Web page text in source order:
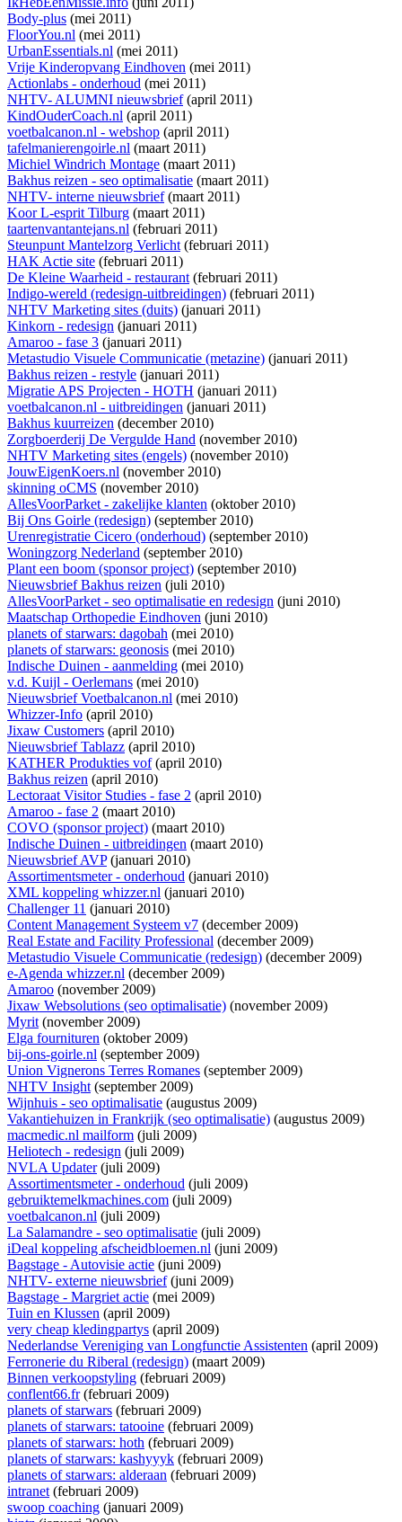
Body-plus (mei 2011)
FloorYou.nl (mei 2011)
UrbanEssentials.nl (mei 2011)
Vrije Kinderopvang Eindhoven (mei 2011)
Actionlabs - onderhoud (mei 2011)
NHTV- ALUMNI nieuwsbrief(april 2011)
KindOuderCoach.nl (april 2011)
voetbalcanon.nl - webshop (april 2011)
tafelmanierengoirle.nl (maart 2011)
Michiel Windrich Montage (maart 2011)
Bakhus reizen - seo optimalisatie (maart 2011)
NHTV- interne nieuwsbrief(maart 2011)
Koor L-esprit Tilburg (maart 2011)
taartenvantantejans.nl (februari 2011)
Steunpunt Mantelzorg Verlicht(februari 2011)
HAK Actie site (februari 2011)
De Kleine Waarheid - restaurant(februari 2011)
Indigo-wereld (redesign-uitbreidingen) (februari 2011)
NHTV Marketing sites (duits) (januari 2011)
Kinkorn - redesign (januari 2011)
Amaroo - fase 3 (januari 2011)
Metastudio Visuele Communicatie (metazine) (januari 2011)
Bakhus reizen - restyle (januari 2011)
Migratie APS Projecten - HOTH (januari 2011)
voetbalcanon.nl - uitbreidingen (januari 2011)
Bakhus kuurreizen (december 2010)
Zorgboerderij De Vergulde Hand (november 2010)
NHTV Marketing sites (engels) (november 2010)
JouwEigenKoers.nl (november 2010)
skinning oCMS (november 2010)
AllesVoorParket - zakelijke klanten (oktober 2010)
Bij Ons Goirle (redesign) (september 2010)
Urenregistratie Cicero (onderhoud) (september 2010)
Woningzorg Nederland (september 2010)
Plant een boom (sponsor project) (september 2010)
Nieuwsbrief Bakhus reizen (juli 2010)
AllesVoorParket - seo optimalisatie en redesign (juni 2010)
Maatschap Orthopedie Eindhoven (juni 2010)
planets of starwars: dagobah (mei 2010)
planets of starwars: geonosis (mei 2010)
Indische Duinen - aanmelding (mei 2010)
v.d. Kuijl - Oerlemans (mei 2010)
Nieuwsbrief Voetbalcanon.nl (mei 2010)
Whizzer-Info (april 2010)
Jixaw Customers (april 2010)
Nieuwsbrief Tablazz (april 2010)
KATHER Produkties vof(april 2010)
Bakhus reizen (april 2010)
Lectoraat Visitor Studies - fase 2 (april 2010)
Amaroo - fase 2 (maart 2010)
COVO (sponsor project) (maart 2010)
Indische Duinen - uitbreidingen (maart 2010)
Nieuwsbrief AVP(januari 2010)
Assortimentsmeter - onderhoud (januari 2010)
XML koppeling whizzer.nl (januari 2010)
Challenger 11 (januari 2010)
Content Management Systeem v7 (december 2009)
Real Estate and Facility Professional (december 2009)
Metastudio Visuele Communicatie (redesign) (december 2009)
e-Agenda whizzer.nl (december 2009)
Amaroo (november 2009)
Jixaw Websolutions (seo optimalisatie) (november 2009)
Myrit(november 2009)
Elga fournituren (oktober 2009)
bij-ons-goirle.nl (september 2009)
Union Vignerons Terres Romanes (september 2009)
NHTV Insight(september 2009)
Wijnhuis - seo optimalisatie (augustus 2009)
Vakantiehuizen in Frankrijk (seo optimalisatie) (augustus 2009)
macmedic.nl mailform (juli 2009)
Heliotech - redesign (juli 2009)
NVLA Updater(juli 2009)
Assortimentsmeter - onderhoud (juli 2009)
gebruiktemelkmachines.com (juli 2009)
voetbalcanon.nl (juli 2009)
La Salamandre - seo optimalisatie (juli 2009)
iDeal koppeling afscheidbloemen.nl (juni 2009)
Bagstage - Autovisie actie (juni 2009)
NHTV- externe nieuwsbrief(juni 2009)
Bagstage - Margriet actie (mei 2009)
Tuin en Klussen (april 2009)
very cheap kledingpartys (april 2009)
Nederlandse Vereniging van Longfunctie Assistenten (april 2009)
Ferronerie du Riberal (redesign) (maart 2009)
Binnen verkoopstyling (februari 2009)
conflent66.fr(februari 2009)
planets of starwars (februari 2009)
planets of starwars: tatooine (februari 2009)
planets of starwars: hoth (februari 2009)
planets of starwars: kashyyyk (februari 2009)
planets of starwars: alderaan (februari 2009)
intranet(februari 2009)
swoop coaching (januari 2009)